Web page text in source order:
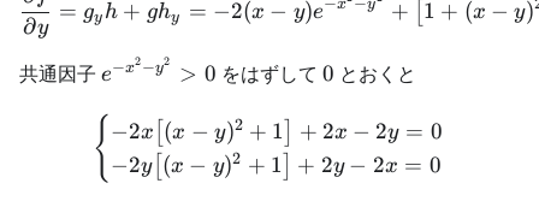
∂y
= gy h + ghy = −2(x − y)e x y + 1 + (x − y)
共通因子 e^{-
y^2}>0
e−x2−y2 > 0 をはずして 0
0 とおくと
\begin{cases} -
{ −2x (x − y)2 + 1 + 2x − 2y = 0
−2y (x − y)2 + 1 + 2y − 2x = 0